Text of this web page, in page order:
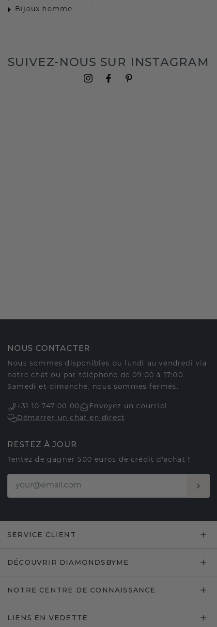
Bijoux homme
SUIVEZ-NOUS SUR INSTAGRAM
NOUS CONTACTER
Nous sommes disponibles du lundi au vendredi via
notre chat ou par téléphone de 09:00 à 17:00.
Samedi et dimanche, nous sommes fermés.
+31 10 747 00 00
Envoyez un courriel
Démarrer un chat en direct
RESTEZ À JOUR
Tentez de gagner 500 euros de crédit d'achat !
SERVICE CLIENT
DÉCOUVRIR DIAMONDSBYME
NOTRE CENTRE DE CONNAISSANCE
LIENS EN VEDETTE